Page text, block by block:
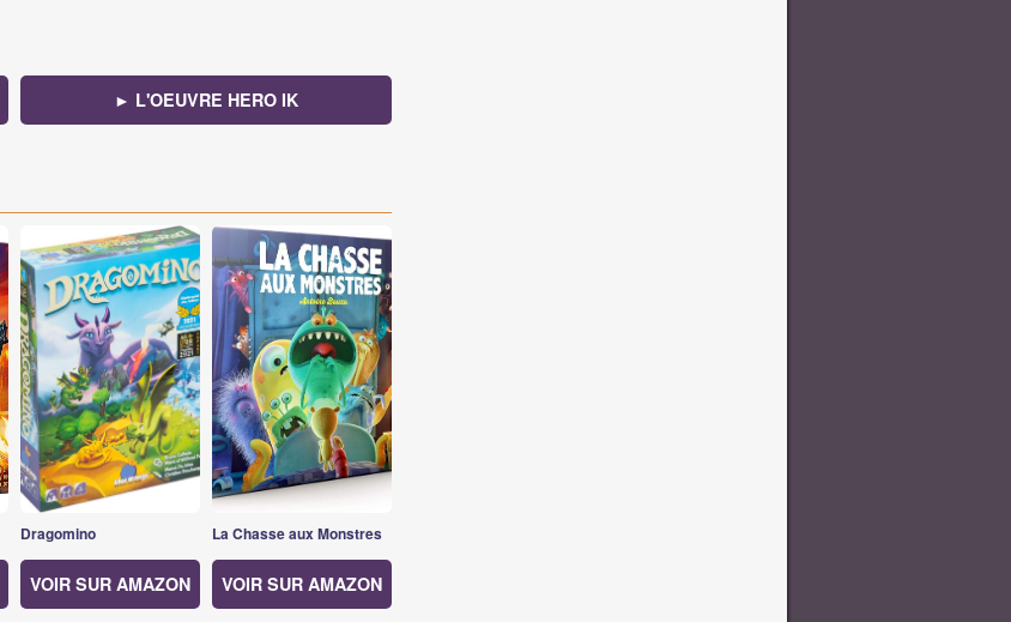
► L'OEUVRE HERO IK
Dragomino
VOIR SUR AMAZON
La Chasse aux Monstres
VOIR SUR AMAZON